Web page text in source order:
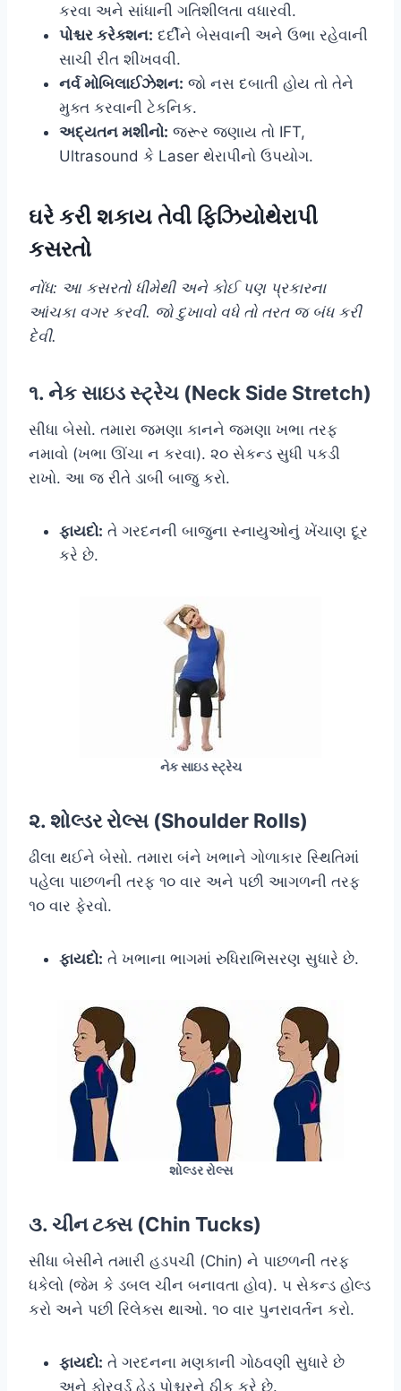
કરવા અને સાંધાની ગતિશીલતા વધારવી.
પોશ્ચર કરેક્શન: દર્દીને બેસવાની અને ઉભા રહેવાની
સાચી રીત શીખવવી.
નર્વ મોબિલાઈઝેશન: જો નસ દબાતી હોય તો તેને
મુક્ત કરવાની ટેકનિક.
અદ્યતન મશીનો: જરૂર જણાય તો IFT,
Ultrasound કે Laser થેરાપીનો ઉપયોગ.
ઘરે કરી શકાય તેવી ફિઝિયોથેરાપી
કસરતો
નોંધ: આ કસરતો ધીમેથી અને કોઈ પણ પ્રકારના
આંચકા વગર કરવી. જો દુખાવો વધે તો તરત જ બંધ કરી
દેવી.
૧. નેક સાઇડ સ્ટ્રેચ (Neck Side Stretch)
સીધા બેસો. તમારા જમણા કાનને જમણા ખભા તરફ
નમાવો (ખભા ઊંચા ન કરવા). ૨૦ સેકન્ડ સુધી પકડી
રાખો. આ જ રીતે ડાબી બાજુ કરો.
ફાયદો: તે ગરદનની બાજુના સ્નાયુઓનું ખેંચાણ દૂર
કરે છે.
નેક સાઇડ સ્ટ્રેચ
૨. શોલ્ડર રોલ્સ (Shoulder Rolls)
ઢીલા થઈને બેસો. તમારા બંને ખભાને ગોળાકાર સ્થિતિમાં
પહેલા પાછળની તરફ ૧૦ વાર અને પછી આગળની તરફ
૧૦ વાર ફેરવો.
ફાયદો: તે ખભાના ભાગમાં રુધિરાભિસરણ સુધારે છે.
શોલ્ડર રોલ્સ
૩. ચીન ટક્સ (Chin Tucks)
સીધા બેસીને તમારી હડપચી (Chin) ને પાછળની તરફ
ધકેલો (જેમ કે ડબલ ચીન બનાવતા હોવ). ૫ સેકન્ડ હોલ્ડ
કરો અને પછી રિલેક્સ થાઓ. ૧૦ વાર પુનરાવર્તન કરો.
ફાયદો: તે ગરદનના મણકાની ગોઠવણી સુધારે છે
અને ફોરવર્ડ હેડ પોશ્ચરને ઠીક કરે છે.